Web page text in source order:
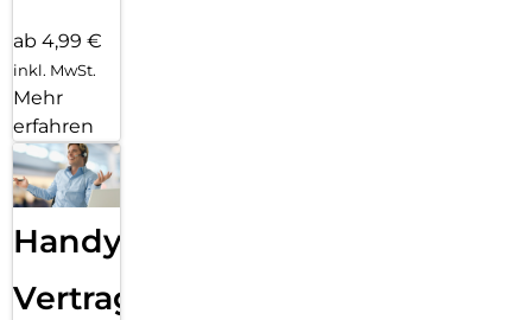
ab 4,99 €
inkl. MwSt.
Mehr
erfahren
Handy
Vertragsabwicklung